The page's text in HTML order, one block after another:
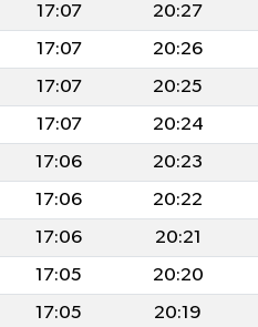
17:07 20:27
17:07 20:26
17:07 20:25
17:07 20:24
17:06 20:23
17:06 20:22
17:06 20:21
17:05 20:20
17:05 20:19